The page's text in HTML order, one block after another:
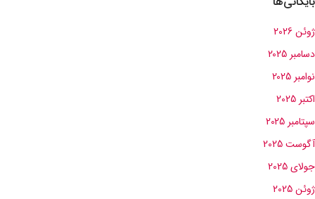
ژوئن 2026
دسامبر 2025
نوامبر 2025
اکتبر 2025
سپتامبر 2025
آگوست 2025
جولای 2025
ژوئن 2025